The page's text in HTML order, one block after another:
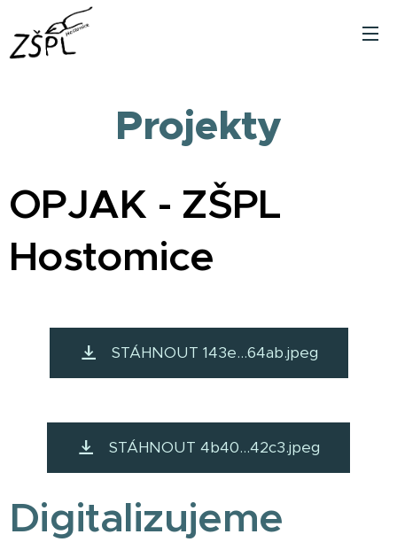
Projekty
OPJAK - ZŠPL
Hostomice
STÁHNOUT 143e...64ab.jpeg
STÁHNOUT 4b40...42c3.jpeg
Digitalizujeme